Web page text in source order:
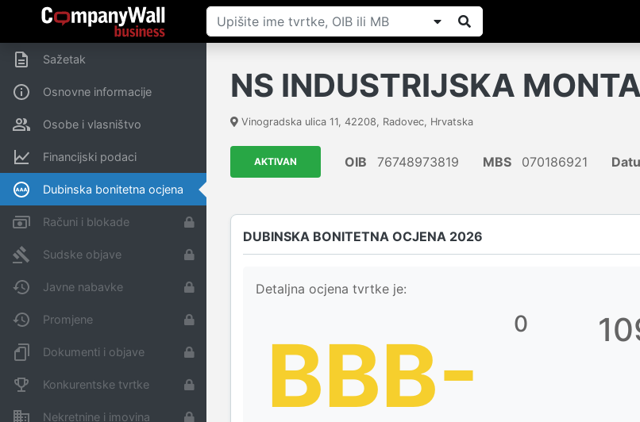
Sažetak
Osnovne informacije
Osobe i vlasništvo
Financijski podaci
Dubinska bonitetna ocjena
Računi i blokade
Sudske objave
Javne nabavke
Promjene
Dokumenti i objave
Konkurentske tvrtke
Nekretnine i imovina
NS INDUSTRIJSKA
Vinogradska ulica 11, 42208, Radovec, Hrvatska
AKTIVAN OIB 76748973819 MBS 070186921
DUBINSKA BONITETNA OCJENA 2026
Detaljna ocjena tvrtke je:
BBB- 0